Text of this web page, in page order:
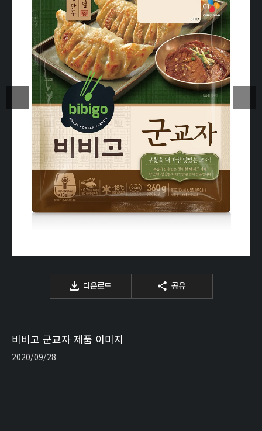
다운로드 공유
비비고 군교자 제품 이미지
2020/09/28